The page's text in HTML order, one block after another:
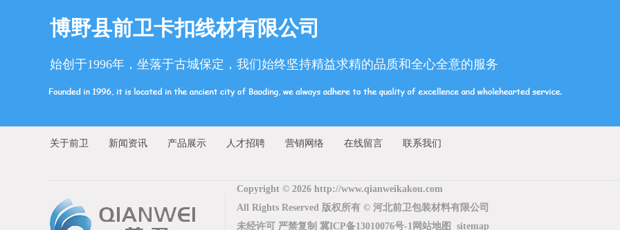
博野县前卫卡扣线材有限公司
始创于1996年，坐落于古城保定，我们始终坚持精益求精的品质和全心全意的服务
关于前卫 新闻资讯 产品展示 人才招聘 营销网络 在线留言 联系我们
Copyright © 2026 http://www.qianweikakou.com
All Rights Reserved 版权所有 © 河北前卫包装材料有限公司
未经许可 严禁复制 冀ICP备13010076号-1 网站地图 sitemap